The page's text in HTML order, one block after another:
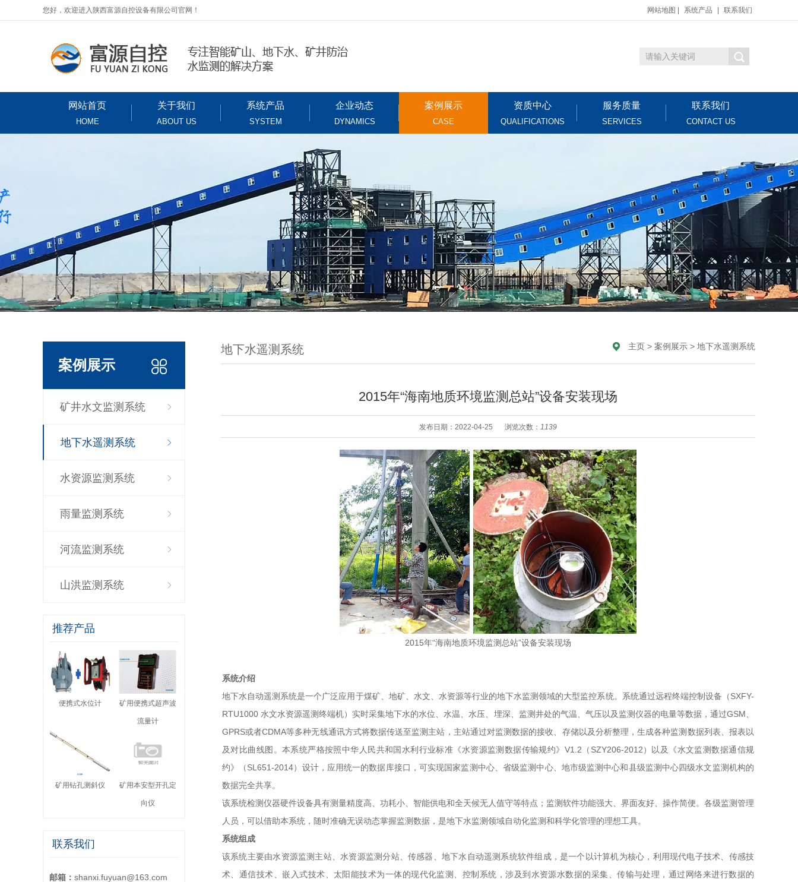
您好，欢迎进入陕西富源自控设备有限公司官网！ 网站地图 系统产品 联系我们
网站首页
HOME
关于我们
ABOUT US
系统产品
SYSTEM
企业动态
DYNAMICS
案例展示
CASE
资质中心
QUALIFICATIONS
服务质量
SERVICES
联系我们
CONTACT US
案例展示
矿井水文监测系统
地下水遥测系统
水资源监测系统
雨量监测系统
河流监测系统
山洪监测系统
推荐产品
便携式水位计 矿用便携式超声波
流量计
矿用钻孔测斜仪 矿用本安型开孔定
向仪
联系我们
邮箱： shanxi.fuyuan@163.com
主页 > 案例展示 > 地下水遥测系统
地下水遥测系统
2015年“海南地质环境监测总站”设备安装现场
发布日期：2022-04-25 浏览次数： 1139
2015年“海南地质环境监测总站”设备安装现场
系统介绍
地下水自动遥测系统是一个广泛应用于煤矿、地矿、水文、水资源等行业的地下水监测领域的大型监控系统。系统通过远程终端控制设备（SXFY-
RTU1000 水文水资源遥测终端机）实时采集地下水的水位、水温、水压、埋深、监测井处的气温、气压以及监测仪器的电量等数据，通过GSM、
GPRS或者CDMA等多种无线通讯方式将数据传送至监测主站，主站通过对监测数据的接收、存储以及分析整理，生成各种监测数据列表、报表以
及对比曲线图。本系统严格按照中华人民共和国水利行业标准《水资源监测数据传输规约》V1.2（SZY206-2012）以及《水文监测数据通信规
约》（SL651-2014）设计，应用统一的数据库接口，可实现国家监测中心、省级监测中心、地市级监测中心和县级监测中心四级水文监测机构的
数据完全共享。
该系统检测仪器硬件设备具有测量精度高、功耗小、智能供电和全天候无人值守等特点；监测软件功能强大、界面友好、操作简便。各级监测管理
人员，可以借助本系统，随时准确无误动态掌握监测数据，是地下水监测领域自动化监测和科学化管理的理想工具。
系统组成
该系统主要由水资源监测主站、水资源监测分站、传感器、地下水自动遥测系统软件组成，是一个以计算机为核心，利用现代电子技术、传感技
术、通信技术、嵌入式技术、太阳能技术为一体的现代化监测、控制系统，涉及到水资源水数据的采集、传输与处理，通过网络来进行数据的